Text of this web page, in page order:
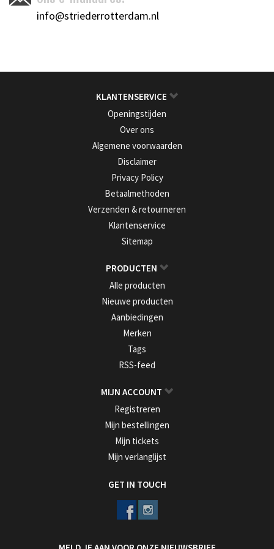
info@striederrotterdam.nl
KLANTENSERVICE
Openingstijden
Over ons
Algemene voorwaarden
Disclaimer
Privacy Policy
Betaalmethoden
Verzenden & retourneren
Klantenservice
Sitemap
PRODUCTEN
Alle producten
Nieuwe producten
Aanbiedingen
Merken
Tags
RSS-feed
MIJN ACCOUNT
Registreren
Mijn bestellingen
Mijn tickets
Mijn verlanglijst
GET IN TOUCH